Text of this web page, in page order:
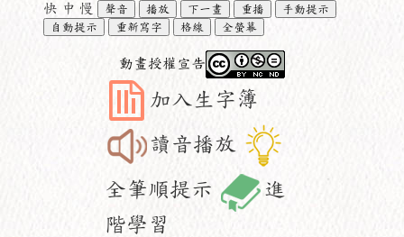
快 中 慢 聲音 播放 下一畫 重播
手動提示
自動提示
重新寫字 格線 全螢幕
動畫授權宣告
加入生字簿
讀音播放
全筆順提示
進
階學習